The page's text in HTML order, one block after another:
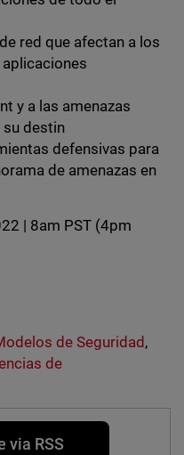
red que afectan a los
y a las amenazas
su destin
defensivas para
de amenazas en
| 8am PST (4pm
de Seguridad,
de
via RSS